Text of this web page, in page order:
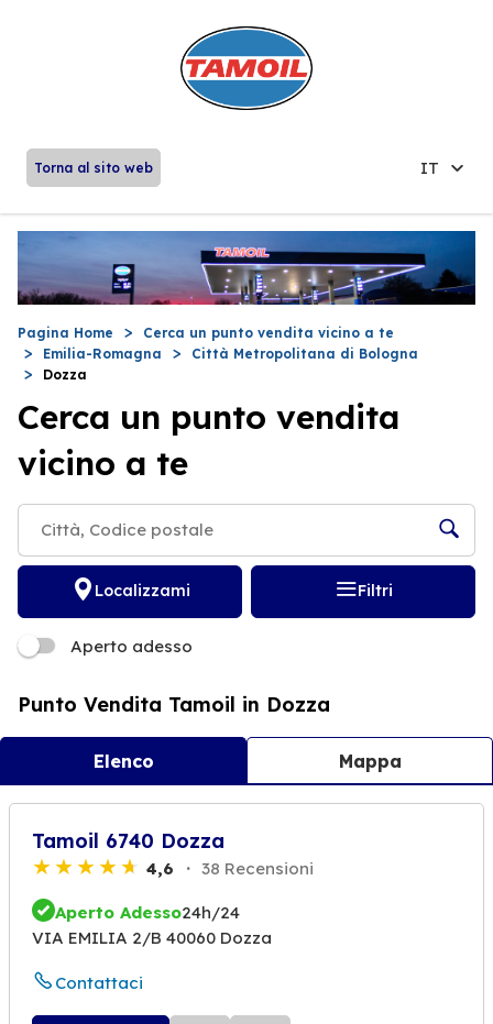
Torna al sito web IT
Pagina Home
Cerca un punto vendita vicino a te
Emilia-Romagna
Città Metropolitana di Bologna
Dozza
Cerca un punto vendita
vicino a te
Localizzami Filtri
Aperto adesso
Punto Vendita Tamoil in Dozza
Elenco Mappa
Tamoil 6740 Dozza
4,6 38 Recensioni
Aperto Adesso24h/24
VIA EMILIA 2/B 40060 Dozza
Contattaci